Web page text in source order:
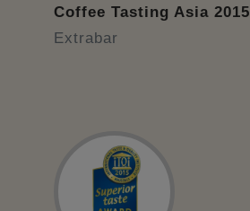
Coffee Tasting Asia 2015
Extrabar